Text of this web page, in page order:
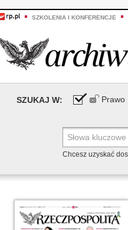
SZKOLENIA I KONFERENCJE
SZUKAJ W: Prawo
Chcesz uzyskać